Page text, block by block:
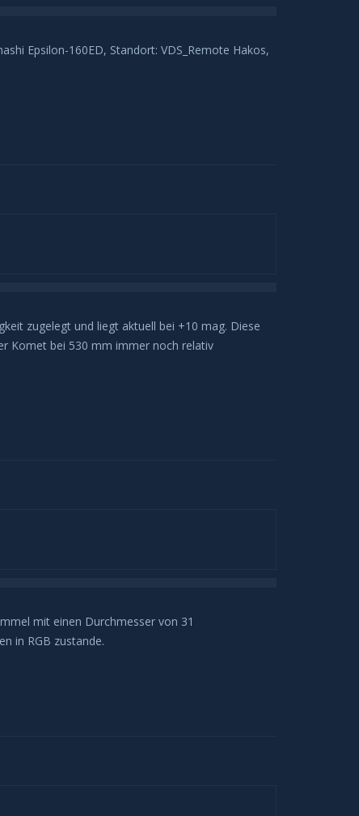
Epsilon-160ED, Standort: VDS_Remote Hakos,
zugelegt und liegt aktuell bei +10 mag. Diese
Komet bei 530 mm immer noch relativ
mit einen Durchmesser von 31
in RGB zustande.